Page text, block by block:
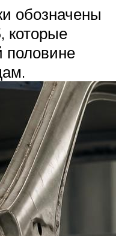
обозначены
которые
половине